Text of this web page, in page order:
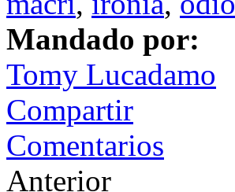
Mandado por:
Tomy Lucadamo
Compartir
Comentarios
Anterior